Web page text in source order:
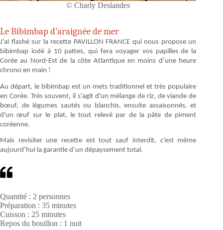
© Charly Deslandes
Le Bibimbap d’araignée de mer
J’ai flashé sur la recette PAVILLON FRANCE qui nous propose un
bibimbap iodé à 10 pattes, qui fera voyager vos papilles de la
Corée au Nord-Est de la côte Atlantique en moins d’une heure
chrono en main !
Au départ, le bibimbap est un mets traditionnel et très populaire
en Corée. Très souvent, il s'agit d'un mélange de riz, de viande de
bœuf, de légumes sautés ou blanchis, ensuite assaisonnés, et
d'un œuf sur le plat, le tout relevé par de la pâte de piment
coréenne.
Mais revisiter une recette est tout sauf interdit, c’est même
aujourd’hui la garantie d’un dépaysement total.
Quantité : 2 personnes
Préparation : 35 minutes
Cuisson : 25 minutes
Repos du bouillon : 1 nuit